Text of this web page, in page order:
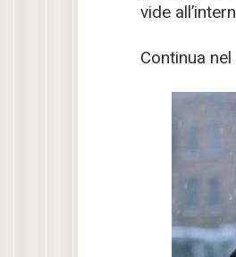
vide
Continua